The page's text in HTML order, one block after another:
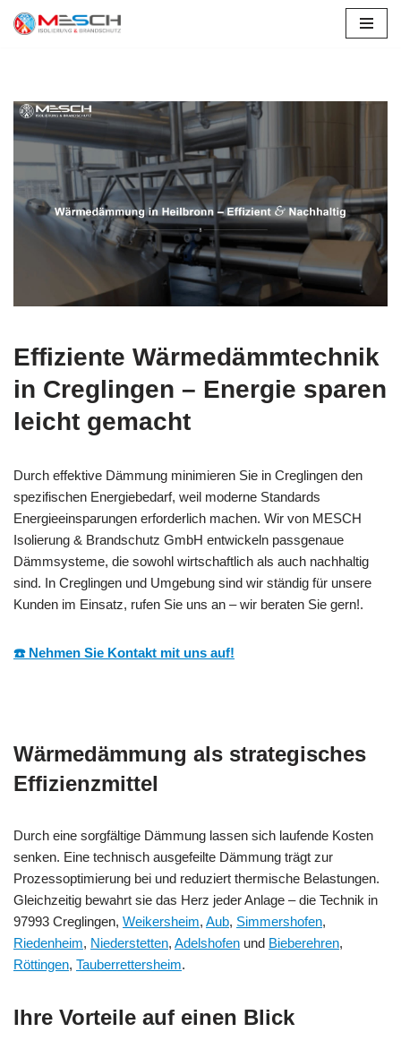
Effiziente Wärmedämmtechnik
in Creglingen – Energie sparen
leicht gemacht
Durch effektive Dämmung minimieren Sie in Creglingen den
spezifischen Energiebedarf, weil moderne Standards
Energieeinsparungen erforderlich machen. Wir von MESCH
Isolierung & Brandschutz GmbH entwickeln passgenaue
Dämmsysteme, die sowohl wirtschaftlich als auch nachhaltig
sind. In Creglingen und Umgebung sind wir ständig für unsere
Kunden im Einsatz, rufen Sie uns an – wir beraten Sie gern!.
☎️ Nehmen Sie Kontakt mit uns auf!
Wärmedämmung als strategisches
Effizienzmittel
Durch eine sorgfältige Dämmung lassen sich laufende Kosten
senken. Eine technisch ausgefeilte Dämmung trägt zur
Prozessoptimierung bei und reduziert thermische Belastungen.
Gleichzeitig bewahrt sie das Herz jeder Anlage – die Technik in
97993 Creglingen, Weikersheim, Aub, Simmershofen,
Riedenheim, Niederstetten, Adelshofen und Bieberehren,
Röttingen, Tauberrettersheim.
Ihre Vorteile auf einen Blick